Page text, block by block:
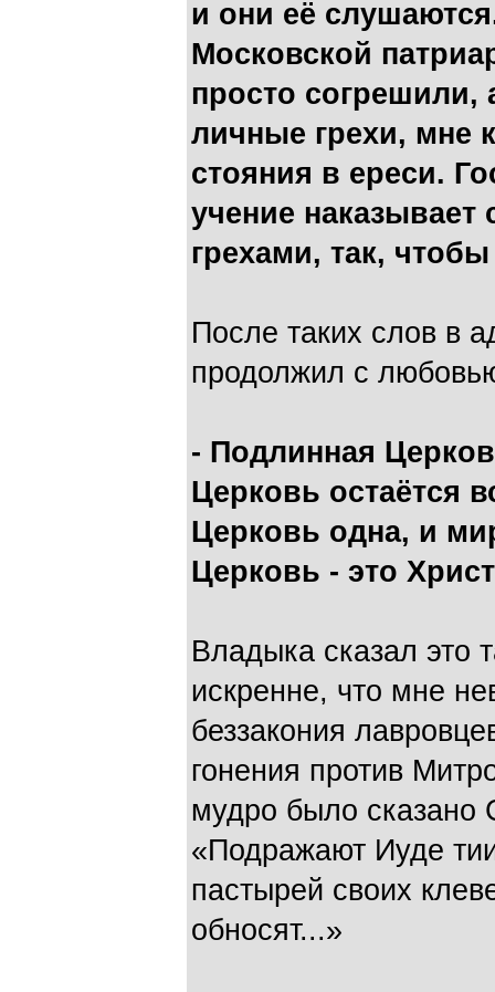
и они её
Московской
просто согрешили,
личные грехи, мне
стояния в ереси.
учение
грехами, так,
После таких слов в
продолжил с
- Подлинная
Церковь остаётся
Церковь одна, и
Церковь - это
Владыка сказал это
искренне, что мне
беззакония
гонения против
мудро было сказано
«Подражают Иуде
пастырей своих
обносят...»